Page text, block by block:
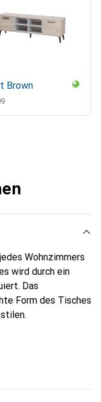
Brown
Wohnzimmers
wird durch ein
Das
Form des Tisches